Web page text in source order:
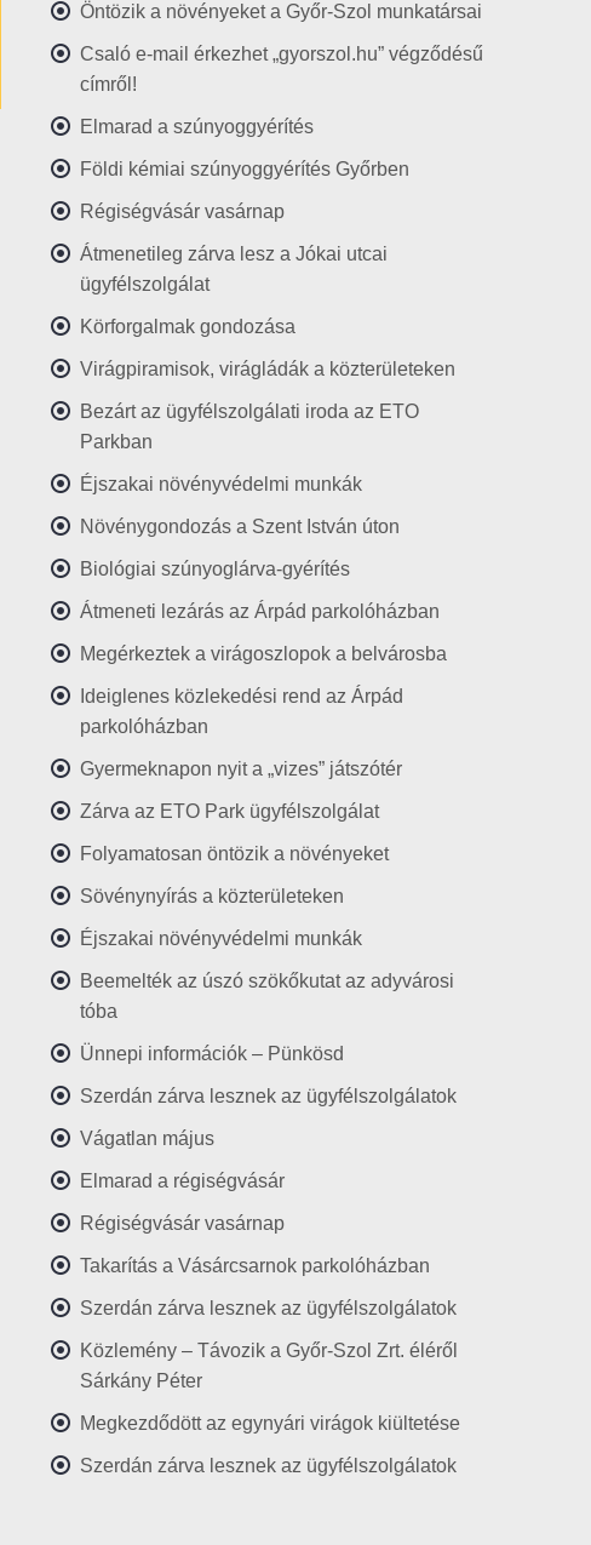
Öntözik a növényeket a Győr-Szol munkatársai
Csaló e-mail érkezhet „gyorszol.hu” végződésű
címről!
Elmarad a szúnyoggyérítés
Földi kémiai szúnyoggyérítés Győrben
Régiségvásár vasárnap
Átmenetileg zárva lesz a Jókai utcai
ügyfélszolgálat
Körforgalmak gondozása
Virágpiramisok, virágládák a közterületeken
Bezárt az ügyfélszolgálati iroda az ETO
Parkban
Éjszakai növényvédelmi munkák
Növénygondozás a Szent István úton
Biológiai szúnyoglárva-gyérítés
Átmeneti lezárás az Árpád parkolóházban
Megérkeztek a virágoszlopok a belvárosba
Ideiglenes közlekedési rend az Árpád
parkolóházban
Gyermeknapon nyit a „vizes” játszótér
Zárva az ETO Park ügyfélszolgálat
Folyamatosan öntözik a növényeket
Sövénynyírás a közterületeken
Éjszakai növényvédelmi munkák
Beemelték az úszó szökőkutat az adyvárosi
tóba
Ünnepi információk – Pünkösd
Szerdán zárva lesznek az ügyfélszolgálatok
Vágatlan május
Elmarad a régiségvásár
Régiségvásár vasárnap
Takarítás a Vásárcsarnok parkolóházban
Szerdán zárva lesznek az ügyfélszolgálatok
Közlemény – Távozik a Győr-Szol Zrt. éléről
Sárkány Péter
Megkezdődött az egynyári virágok kiültetése
Szerdán zárva lesznek az ügyfélszolgálatok